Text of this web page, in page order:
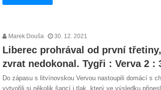
Marek Douša 30. 12. 2021
Liberec prohrával od první třetiny,
zvrat nedokonal. Tygři : Verva 2 :
Do zápasu s litvínovskou Vervou nastoupili domácí s
vytvořili si několik šancí i tlak, který ve výsledku